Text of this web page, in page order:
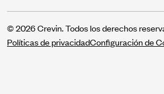
© 2026 Crevin. Todos los derechos
Políticas de privacidadConfiguración de